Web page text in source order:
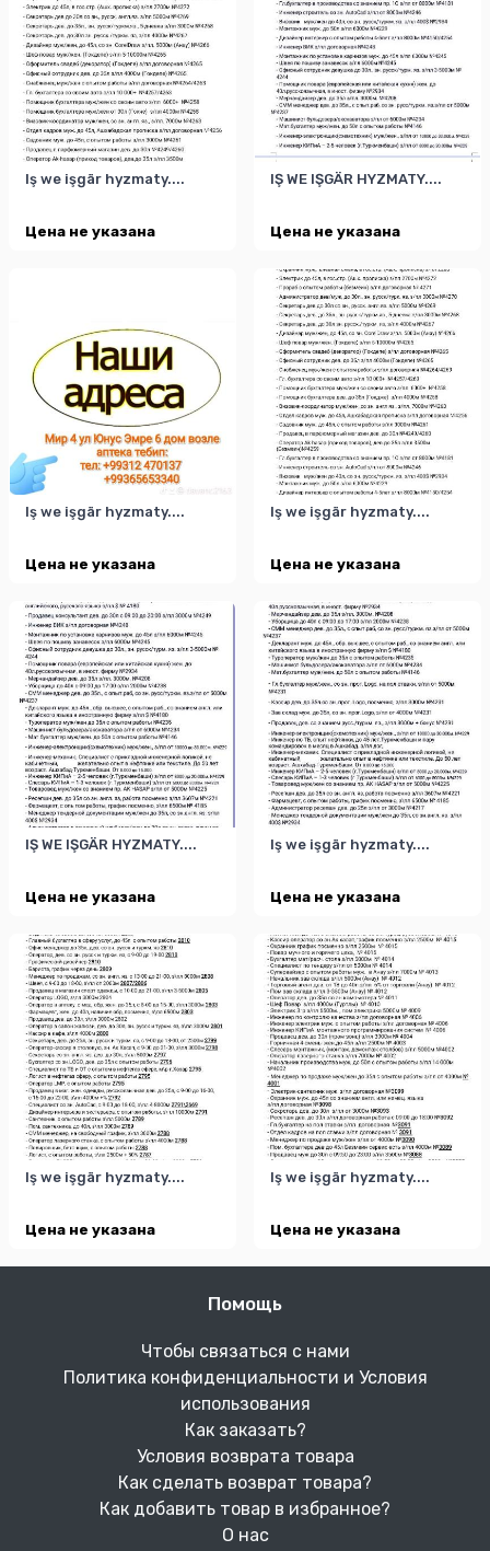
Iş we işgär hyzmaty....
Цена не указана
IŞ WE IŞGÄR HYZMATY....
Цена не указана
Iş we işgär hyzmaty....
Цена не указана
Iş we işgär hyzmaty....
Цена не указана
IŞ WE IŞGÄR HYZMATY....
Цена не указана
Iş we işgär hyzmaty....
Цена не указана
Iş we işgär hyzmaty....
Цена не указана
Iş we işgär hyzmaty....
Цена не указана
Помощь
Чтобы связаться с нами
Политика конфиденциальности и Условия
использования
Как заказать?
Условия возврата товара
Как сделать возврат товара?
Как добавить товар в избранное?
О нас